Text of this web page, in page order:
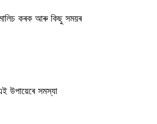
মালিচ কৰক আৰু কিছু সময়ৰ
উপায়েৰে সমস্যা